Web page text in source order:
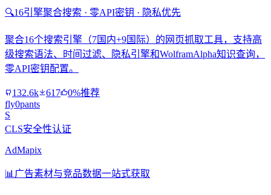
🔍16引擎聚合搜索 · 零API密钥 · 隐私优先
聚合16个搜索引擎（7国内+9国际）的网页抓取工具，支持高
级搜索语法、时间过滤、隐私引擎和WolframAlpha知识查询，
零API密钥配置。
132.6k 617
0%推荐
fly0pants
S
CLS安全性认证
AdMapix
📊 广告素材与竞品数据一站式获取